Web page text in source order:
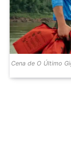
Cena de O Último